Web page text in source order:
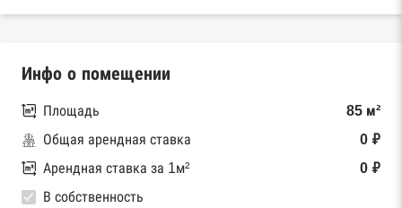
Инфо о помещении
Площадь
85 м²
Общая арендная ставка
0 ₽
Арендная ставка за 1м²
0 ₽
В собственность